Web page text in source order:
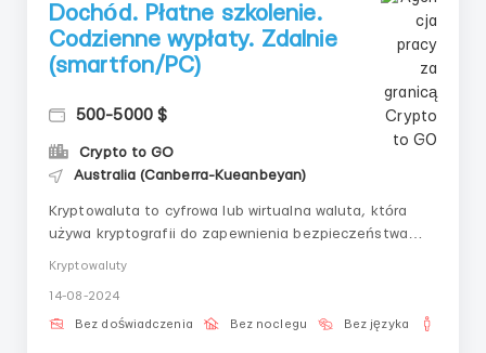
Dochód. Płatne szkolenie.
Codzienne wypłaty. Zdalnie
(smartfon/PC)
500-5000 $
Crypto to GO
Australia (Canberra-Kueanbeyan)
Kryptowaluta to cyfrowa lub wirtualna waluta, która
używa kryptografii do zapewnienia bezpieczeństwa
ambitnych i odpowiedzialnych pracowników do pracy w
dziedzinie kryptowalut! 🌐💰 To praca zdalna,
Kryptowaluty
14-08-2024
Bez doświadczenia Bez noclegu Bez języka